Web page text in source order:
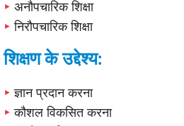
अनौपचारिक शिक्षा
निरौपचारिक शिक्षा
शिक्षण के उद्देश्य:
ज्ञान प्रदान करना
कौशल विकसित करना